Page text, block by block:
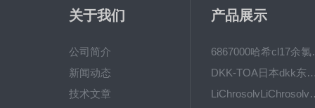
关于我们
公司简介
新闻动态
技术文章
产品展示
6867000
DKK-TOA日本dkk东亚电